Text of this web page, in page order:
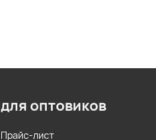
для оптовиков
Прайс-лист